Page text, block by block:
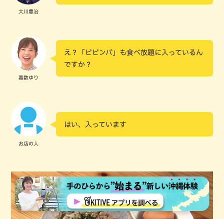
大川豊治
嘉数ゆり
え？「ビビンバ」も食べ放題に入っているん
ですか？
お店の人
はい、入っています